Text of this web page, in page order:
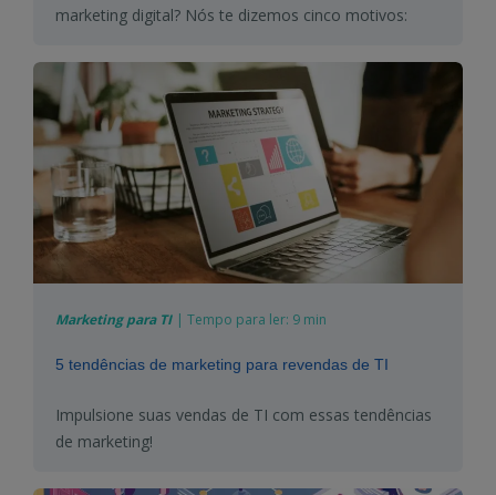
marketing digital? Nós te dizemos cinco motivos:
Marketing para TI | Tempo para ler: 9 min
5 tendências de marketing para revendas de TI
Impulsione suas vendas de TI com essas tendências
de marketing!